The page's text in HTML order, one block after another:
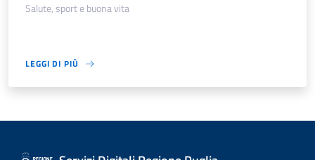
Salute, sport e buona vita
LEGGI DI PIÙ